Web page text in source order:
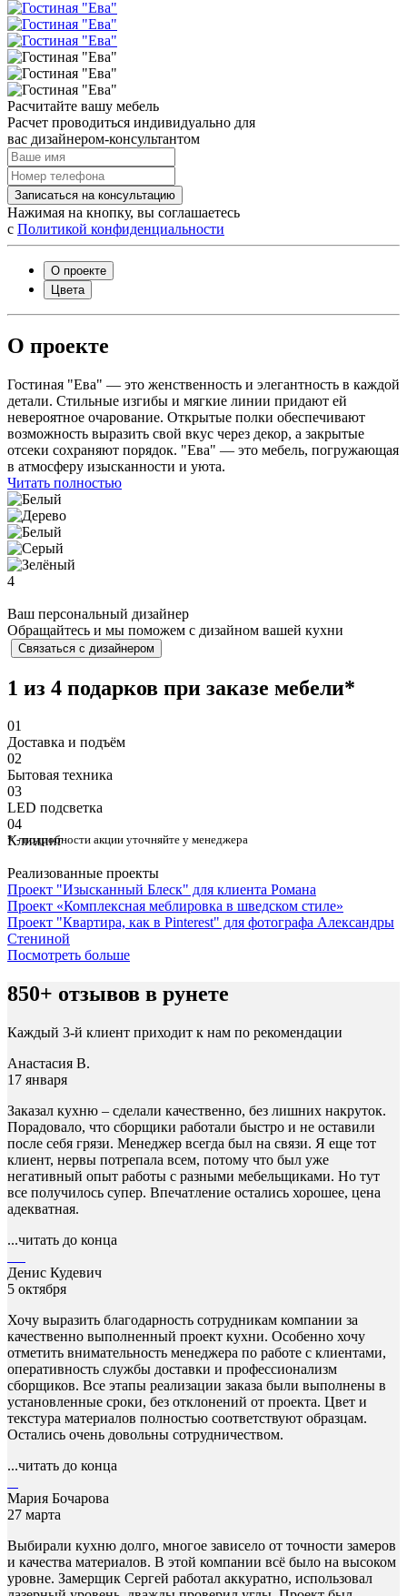
Расчитайте вашу мебель
Расчет проводиться индивидуально для
вас дизайнером-консультантом
Записаться на консультацию
Нажимая на кнопку, вы соглашаетесь
с Политикой конфиденциальности
О проекте
Цвета
О проекте
Гостиная "Ева" — это женственность и элегантность в каждой
детали. Стильные изгибы и мягкие линии придают ей
невероятное очарование. Открытые полки обеспечивают
возможность выразить свой вкус через декор, а закрытые
отсеки сохраняют порядок. "Ева" — это мебель, погружающая
в атмосферу изысканности и уюта.
Читать полностью
4
Ваш персональный дизайнер
Обращайтесь и мы поможем с дизайном вашей кухни
Связаться с дизайнером
1 из 4 подарков при заказе мебели*
01
Доставка и подъём
02
Бытовая техника
03
⁠LED подсветка
04
Клининг
* - подробности акции уточняйте у менеджера
Реализованные проекты
Проект "Изысканный Блеск" для клиента Романа
Проект «Комплексная меблировка в шведском стиле»
Проект "Квартира, как в Pinterest" для фотографа Александры
Стениной
Посмотреть больше
850+ отзывов в рунете
Каждый 3-й клиент приходит к нам по рекомендации
Анастасия В.
17 января
Заказал кухню – сделали качественно, без лишних накруток.
Порадовало, что сборщики работали быстро и не оставили
после себя грязи. Менеджер всегда был на связи. Я еще тот
клиент, нервы потрепала всем, потому что был уже
негативный опыт работы с разными мебельщиками. Но тут
все получилось супер. Впечатление остались хорошее, цена
адекватная.
...читать до конца
Денис Кудевич
5 октября
Хочу выразить благодарность сотрудникам компании за
качественно выполненный проект кухни. Особенно хочу
отметить внимательность менеджера по работе с клиентами,
оперативность службы доставки и профессионализм
сборщиков. Все этапы реализации заказа были выполнены в
установленные сроки, без отклонений от проекта. Цвет и
текстура материалов полностью соответствуют образцам.
Остались очень довольны сотрудничеством.
...читать до конца
Мария Бочарова
27 марта
Выбирали кухню долго, многое зависело от точности замеров
и качества материалов. В этой компании всё было на высоком
уровне. Замерщик Сергей работал аккуратно, использовал